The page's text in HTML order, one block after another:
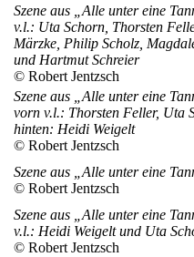
Szene aus „Alle unter eine
v.l.: Uta Schorn, Thorsten
Märzke, Philip Scholz,
und Hartmut Schreier
© Robert Jentzsch
Szene aus „Alle unter eine
vorn v.l.: Thorsten Feller, Uta
hinten: Heidi Weigelt
© Robert Jentzsch
Szene aus „Alle unter eine
© Robert Jentzsch
Szene aus „Alle unter eine
v.l.: Heidi Weigelt und Uta
© Robert Jentzsch